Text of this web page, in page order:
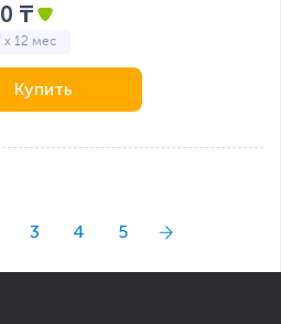
₸
x 12 мес
Купить
3 4 5